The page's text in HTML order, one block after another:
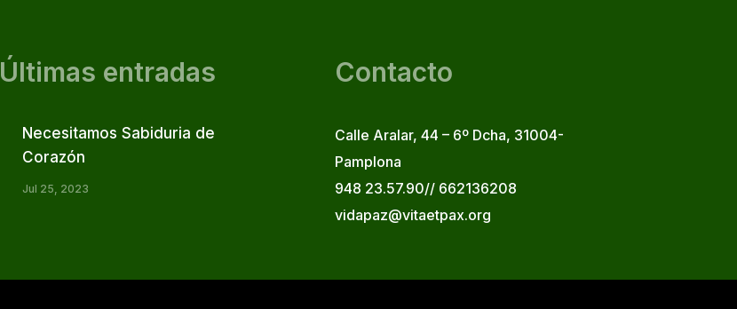
Últimas entradas
Necesitamos Sabiduria de
Corazón
Jul 25, 2023
Contacto
Calle Aralar, 44 – 6º Dcha, 31004-
Pamplona
948 23.57.90// 662136208
vidapaz@vitaetpax.org